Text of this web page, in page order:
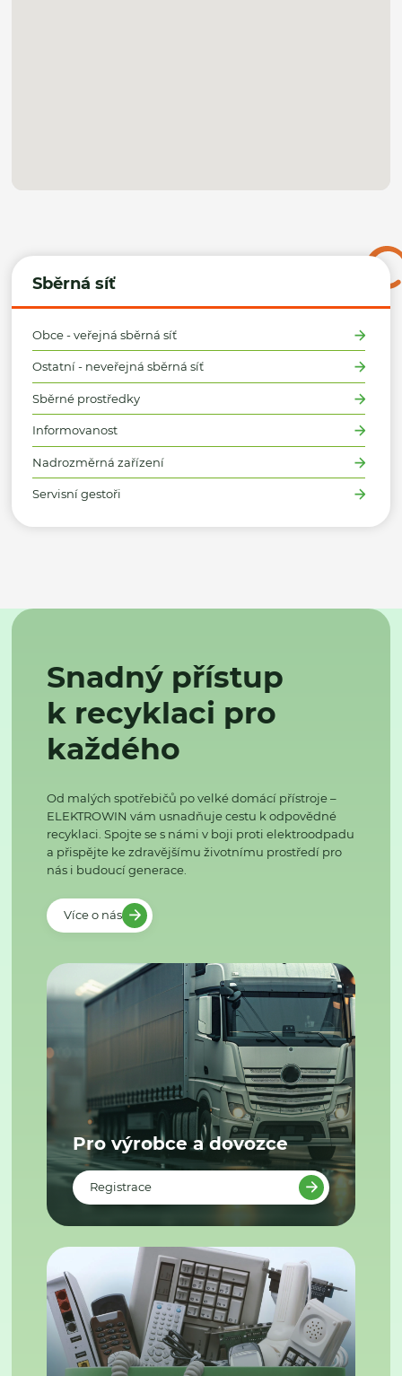
Sběrná síť
Obce - veřejná sběrná síť
Ostatní - neveřejná sběrná síť
Sběrné prostředky
Informovanost
Nadrozměrná zařízení
Servisní gestoři
Snadný přístup
k recyklaci pro
každého
Od malých spotřebičů po velké domácí přístroje –
ELEKTROWIN vám usnadňuje cestu k odpovědné
recyklaci. Spojte se s námi v boji proti elektroodpadu
a přispějte ke zdravějšímu životnímu prostředí pro
nás i budoucí generace.
Více o nás
Pro výrobce a dovozce
Registrace